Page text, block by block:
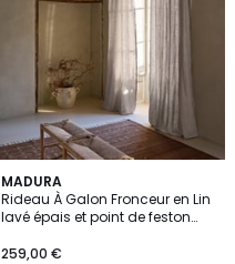
MADURA
Rideau À Galon Fronceur en Lin
lavé épais et point de feston
259,00 €
3
Couleurs